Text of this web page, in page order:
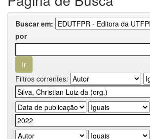
Buscar em:
por
Filtros correntes: